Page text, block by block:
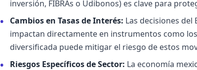
inversión, FIBRAs o Udibonos) es clave para
Cambios en Tasas de Interés: Las decisiones
impactan directamente en instrumentos como
diversificada puede mitigar el riesgo de estos
Riesgos Específicos de Sector: La economía